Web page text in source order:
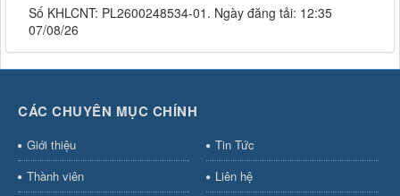
Số KHLCNT: PL2600248534-01. Ngày đăng tải: 12:35
07/08/26
CÁC CHUYÊN MỤC CHÍNH
Giới thiệu
Tin Tức
Thành viên
Liên hệ